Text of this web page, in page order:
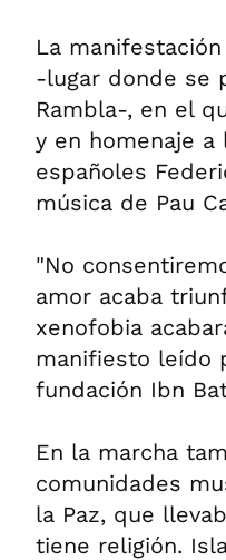
La
-lugar donde se
Rambla-, en el
y en homenaje
españoles
música de Pau
"No
amor acaba
xenofobia
manifiesto leído
fundación Ibn
En la marcha
comunidades
la Paz, que
tiene religión.